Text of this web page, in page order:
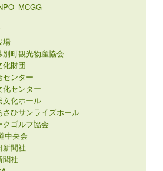
場
別町観光物産協会
化財団
センター
化センター
文化ホール
さひサンライズホール
クゴルフ協会
中央会
新聞社
聞社